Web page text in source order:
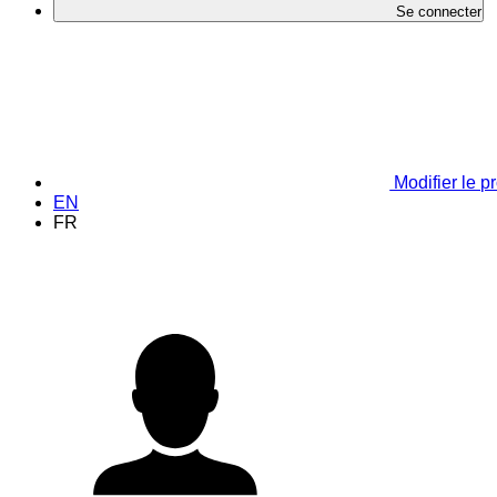
Se connecter
Modifier le
EN
FR